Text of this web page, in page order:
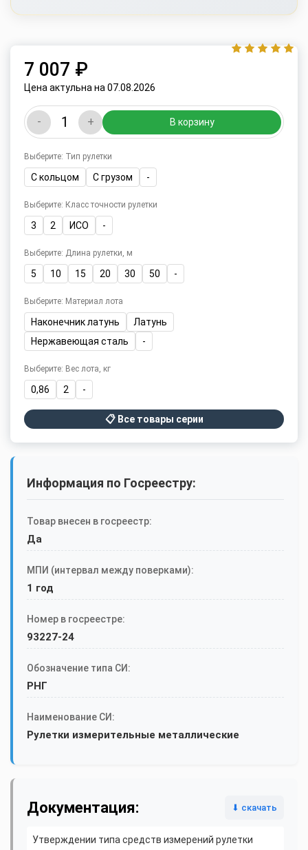
7 007 ₽
Цена актульна на 07.08.2026
- + В корзину
Выберите: Тип рулетки
С кольцом С грузом -
Выберите: Класс точности рулетки
3 2 ИСО -
Выберите: Длина рулетки, м
5 10 15 20 30 50 -
Выберите: Материал лота
Наконечник латунь
Латунь
Нержавеющая сталь
-
Выберите: Вес лота, кг
0,86 2 -
📋 Все товары серии
Информация по Госреестру:
Товар внесен в госреестр:
Да
МПИ (интервал между поверками):
1 год
Номер в госреестре:
93227-24
Обозначение типа СИ:
РНГ
Наименование СИ:
Рулетки измерительные металлические
Документация: ⬇ скачать
Утверждении типа средств измерений рулетки